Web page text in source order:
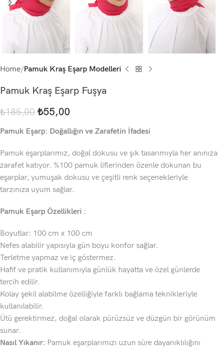
Home Pamuk Kraş Eşarp Modelleri
Pamuk Kraş Eşarp Fuşya
₺185,00 ₺55,00
Pamuk Eşarp: Doğallığın ve Zarafetin İfadesi
Pamuk eşarplarımız, doğal dokusu ve şık tasarımıyla her anınıza
zarafet katıyor. %100 pamuk liflerinden özenle dokunan bu
eşarplar, yumuşak dokusu ve çeşitli renk seçenekleriyle
tarzınıza uyum sağlar.
Pamuk Eşarp Özellikleri :
Boyutlar: 100 cm x 100 cm
Nefes alabilir yapısıyla gün boyu konfor sağlar.
Terletme yapmaz ve iç göstermez.
Hafif ve pratik kullanımıyla günlük hayatta ve özel günlerde
tercih edilir.
Kolay şekil alabilme özelliğiyle farklı bağlama teknikleriyle
kullanılabilir.
Ütü gerektirmez, doğal olarak pürüzsüz ve düzgün bir görünüm
sunar.
Nasıl Yıkanır: Pamuk eşarplarımızı uzun süre dayanıklılığını